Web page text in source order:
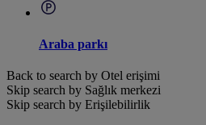
Araba parkı
Back to search by Otel erişimi
Skip search by Sağlık merkezi
Skip search by Erişilebilirlik